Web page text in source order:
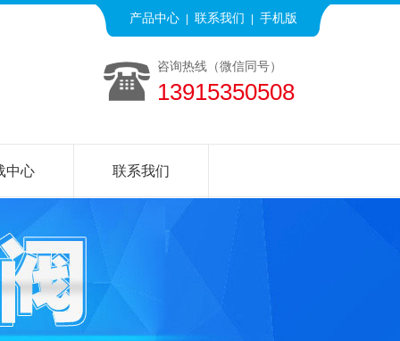
产品中心 联系我们 手机版
咨询热线（微信同号）
13915350508
中心 联系我们